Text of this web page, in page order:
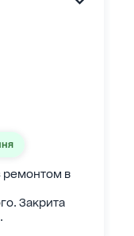
ремонтом в
Закрита